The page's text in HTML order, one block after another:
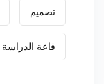
تصميم
قاعة الدراسة